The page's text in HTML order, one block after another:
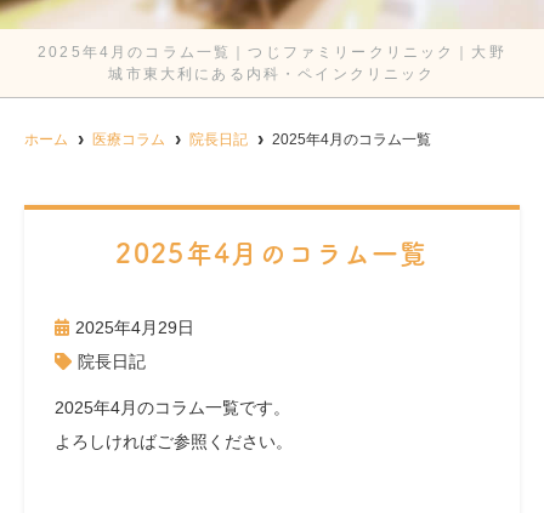
2025年4月のコラム一覧｜つじファミリークリニック｜大野
城市東大利にある内科・ペインクリニック
ホーム 医療コラム 院長日記 2025年4月のコラム一覧
2025年4月のコラム一覧
2025年4月29日
院長日記
2025年4月のコラム一覧です。
よろしければご参照ください。